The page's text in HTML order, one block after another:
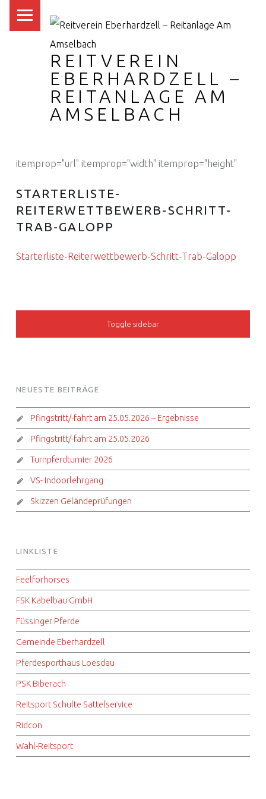
REITVEREIN
EBERHARDZELL –
REITANLAGE AM
AMSELBACH
itemprop="url" itemprop="width" itemprop="height"
STARTERLISTE-
REITERWETTBEWERB-SCHRITT-
TRAB-GALOPP
Starterliste-Reiterwettbewerb-Schritt-Trab-Galopp
SIDEBAR
Toggle sidebar
FOOTER SIDEBAR
NEUESTE BEITRÄGE
Pfingstritt/-fahrt am 25.05.2026 – Ergebnisse
Pfingstritt/-fahrt am 25.05.2026
Turnpferdturnier 2026
VS- Indoorlehrgang
Skizzen Geländeprüfungen
LINKLISTE
Feelforhorses
FSK Kabelbau GmbH
Füssinger Pferde
Gemeinde Eberhardzell
Pferdesporthaus Loesdau
PSK Biberach
Reitsport Schulte Sattelservice
Ridcon
Wahl-Reitsport